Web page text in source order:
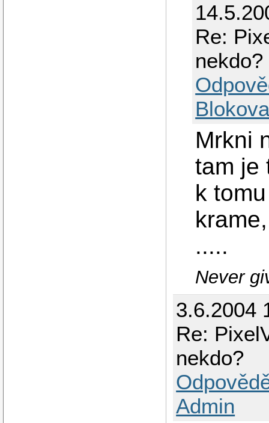
Re:
nekdo?
Mrkni
tam je
k
.....
Never
3.6.2004
Re:
nekdo?
Admin